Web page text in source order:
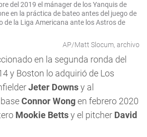
del 2019 el mánager de los Yanquis de
en la práctica de bateo antes del juego de
de la Liga Americana ante los Astros de
AP/Matt Slocum, archivo
en la segunda ronda del
y Boston lo adquirió de Los
Jeter Downsy al
Connor Wongen febrero 2020
Mookie Bettsy el pitcher David